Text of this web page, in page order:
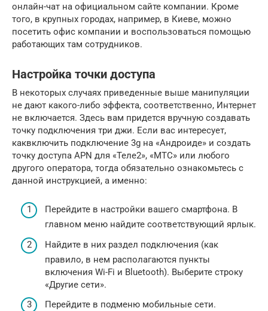
онлайн-чат на официальном сайте компании. Кроме
того, в крупных городах, например, в Киеве, можно
посетить офис компании и воспользоваться помощью
работающих там сотрудников.
Настройка точки доступа
В некоторых случаях приведенные выше манипуляции
не дают какого-либо эффекта, соответственно, Интернет
не включается. Здесь вам придется вручную создавать
точку подключения три джи. Если вас интересует,
каквключить подключение 3g на «Андроиде» и создать
точку доступа APN для «Теле2», «МТС» или любого
другого оператора, тогда обязательно ознакомьтесь с
данной инструкцией, а именно:
Перейдите в настройки вашего смартфона. В
главном меню найдите соответствующий ярлык.
Найдите в них раздел подключения (как
правило, в нем располагаются пункты
включения Wi-Fi и Bluetooth). Выберите строку
«Другие сети».
Перейдите в подменю мобильные сети.